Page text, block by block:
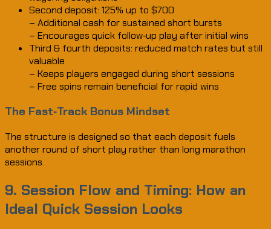
Second deposit: 125% up to $700
– Additional cash for sustained short bursts
– Encourages quick follow‑up play after initial wins
Third & fourth deposits: reduced match rates but still
valuable
– Keeps players engaged during short sessions
– Free spins remain beneficial for rapid wins
The Fast‑Track Bonus Mindset
The structure is designed so that each deposit fuels
another round of short play rather than long marathon
sessions.
9. Session Flow and Timing: How an
Ideal Quick Session Looks